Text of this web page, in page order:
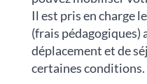
Il est pris en charge
(frais pédagogiques)
déplacement et de
certaines conditions.